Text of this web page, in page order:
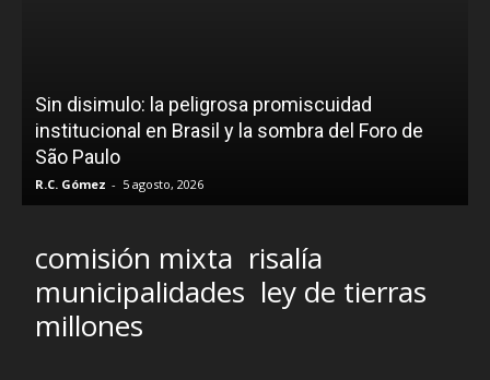
Sin disimulo: la peligrosa promiscuidad
institucional en Brasil y la sombra del Foro de
São Paulo
R.C. Gómez - 5 agosto, 2026
comisión mixta risalía
municipalidades ley de tierras
millones